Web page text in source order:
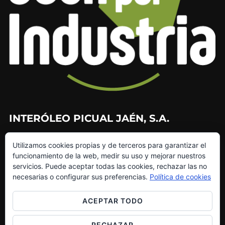
INTERÓLEO PICUAL JAÉN, S.A.
953 226 010
953 272 499
info@interoleo.com
canaldedenuncias@interoleo.com
Utilizamos cookies propias y de terceros para garantizar el
funcionamiento de la web, medir su uso y mejorar nuestros
servicios. Puede aceptar todas las cookies, rechazar las no
necesarias o configurar sus preferencias. Política de cookies
ACEPTAR TODO